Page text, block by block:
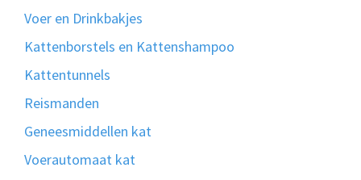
Voer en Drinkbakjes
Kattenborstels en Kattenshampoo
Kattentunnels
Reismanden
Geneesmiddellen kat
Voerautomaat kat